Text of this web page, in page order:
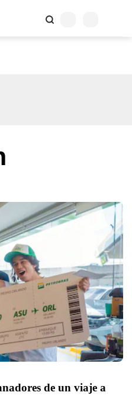
de un viaje a